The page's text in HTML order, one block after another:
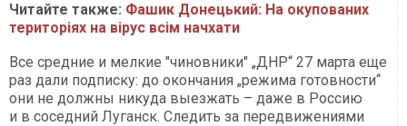
Читайте также: Фашик Донецький: На окупованих
територіях на вірус всім начхати​​​​​​​
Все средние и мелкие "чиновники" „ДНР“ 27 марта еще
раз дали подписку: до окончания „режима готовности“
они не должны никуда выезжать – даже в Россию
и в соседний Луганск. Следить за передвижениями